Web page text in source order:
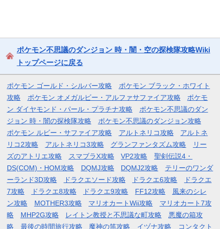
ポケモン不思議のダンジョン 時・闇・空の探検隊攻略Wiki
トップページに戻る
ポケモン ゴールド・シルバー攻略
ポケモン ブラック・ホワイト
攻略
ポケモン オメガルビー・アルファサファイア攻略
ポケモ
ン ダイヤモンド・パール・プラチナ攻略
ポケモン不思議のダン
ジョン 時・闇の探検隊攻略
ポケモン不思議のダンジョン攻略
ポケモン ルビー・サファイア攻略
アルトネリコ攻略
アルトネ
リコ2攻略
アルトネリコ3攻略 グランファンタズム攻略
リー
ズのアトリエ攻略
スマブラX攻略 VP2攻略
聖剣伝説4・
DS(COM)・HOM攻略
DQMJ攻略 DQMJ2攻略
テリーのワンダ
ーランド3D攻略
ドラクエソード攻略 ドラクエ6攻略
ドラクエ
7攻略
ドラクエ8攻略 ドラクエ9攻略 FF12攻略
風来のシレ
ン攻略
MOTHER3攻略 マリオカートWii攻略
マリオカート7攻
略
MHP2G攻略 レイトン教授と不思議な町攻略
悪魔の箱攻
略
最後の時間旅行攻略 魔神の笛攻略 イヅナ攻略 コンタクト